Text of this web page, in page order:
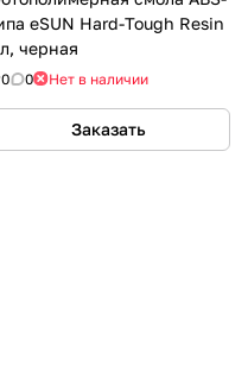
eSUN Hard-Tough Resin
черная
0 0 Нет в наличии
Заказать